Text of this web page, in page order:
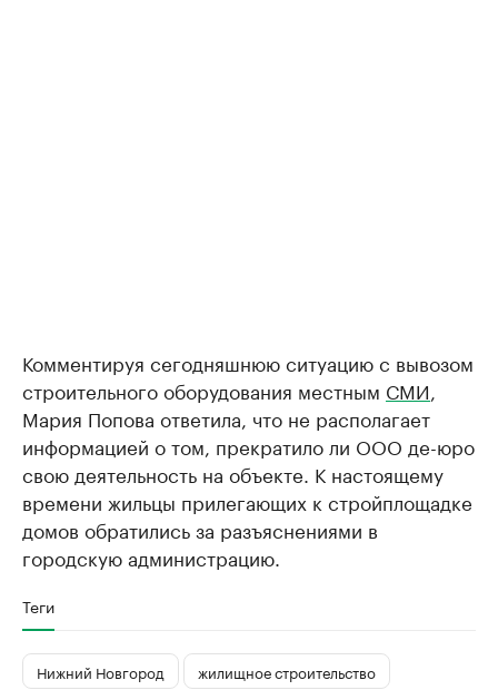
Комментируя сегодняшнюю ситуацию с вывозом
строительного оборудования местным СМИ,
Мария Попова ответила, что не располагает
информацией о том, прекратило ли ООО де-юро
свою деятельность на объекте. К настоящему
времени жильцы прилегающих к стройплощадке
домов обратились за разъяснениями в
городскую администрацию.​
Теги
Нижний Новгород
жилищное строительство